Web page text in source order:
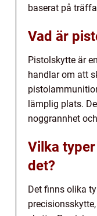
baserat på
Vad är
Pistolskytte är
handlar om att
lämplig plats.
noggrannhet
Vilka
det?
Det finns olika